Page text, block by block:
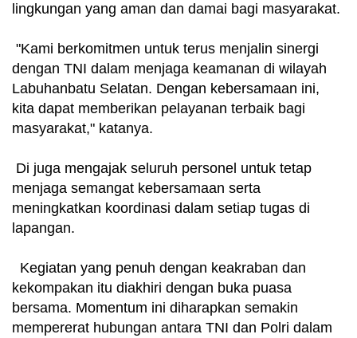
lingkungan yang aman dan damai bagi masyarakat.
"Kami berkomitmen untuk terus menjalin sinergi
dengan TNI dalam menjaga keamanan di wilayah
Labuhanbatu Selatan. Dengan kebersamaan ini,
kita dapat memberikan pelayanan terbaik bagi
masyarakat," katanya.
Di juga mengajak seluruh personel untuk tetap
menjaga semangat kebersamaan serta
meningkatkan koordinasi dalam setiap tugas di
lapangan.
Kegiatan yang penuh dengan keakraban dan
kekompakan itu diakhiri dengan buka puasa
bersama. Momentum ini diharapkan semakin
mempererat hubungan antara TNI dan Polri dalam